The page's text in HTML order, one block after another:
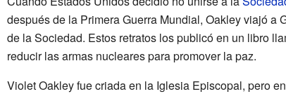
después de la Primera Guerra Mundial, Oakley viajó a
de la Sociedad. Estos retratos los publicó en un libro
reducir las armas nucleares para promover la paz.
Violet Oakley fue criada en la Iglesia Episcopal, pero